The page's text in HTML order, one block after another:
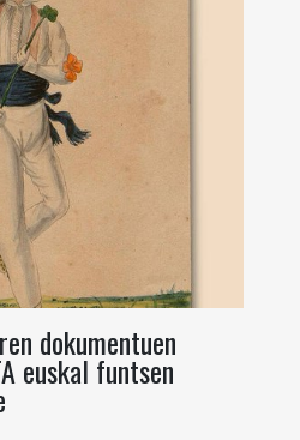
dokumentuen
euskal funtsen